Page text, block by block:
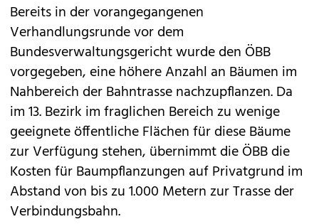
Bereits in der vorangegangenen
Verhandlungsrunde vor dem
Bundesverwaltungsgericht wurde den ÖBB
vorgegeben, eine höhere Anzahl an Bäumen im
Nahbereich der Bahntrasse nachzupflanzen. Da
im 13. Bezirk im fraglichen Bereich zu wenige
geeignete öffentliche Flächen für diese Bäume
zur Verfügung stehen, übernimmt die ÖBB die
Kosten für Baumpflanzungen auf Privatgrund im
Abstand von bis zu 1.000 Metern zur Trasse der
Verbindungsbahn.